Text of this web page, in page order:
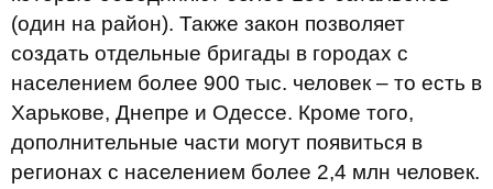
(один на район). Также закон позволяет
создать отдельные бригады в городах с
населением более 900 тыс. человек – то есть в
Харькове, Днепре и Одессе. Кроме того,
дополнительные части могут появиться в
регионах с населением более 2,4 млн человек.